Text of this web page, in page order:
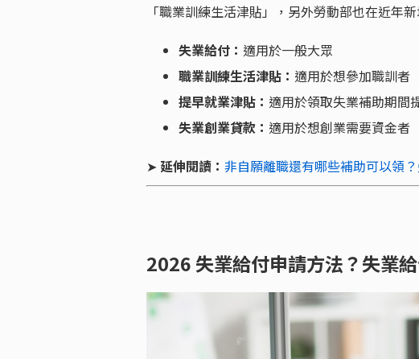
「職業訓練生活津貼」，另外勞動部也在近年
失業給付： 適用於一般大眾
職業訓練生活津貼： 適用於想參加職訓者
提早就業津貼： 適用於領取失業補助期間
失業創業貸款： 適用於想創業需要資金者
➤ 延伸閱讀： 非自願離職還有哪些補助可以領
2026 失業給付申請方法？失業